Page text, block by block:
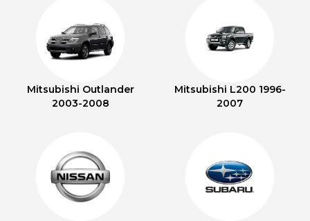
Mitsubishi Outlander
2003-2008
Mitsubishi L200 1996-
2007